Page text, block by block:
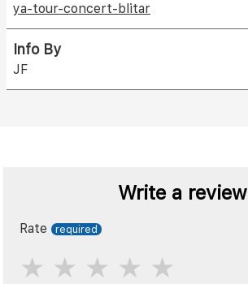
ya-tour-concert-blitar
Info By
JF
Write a review
Rate